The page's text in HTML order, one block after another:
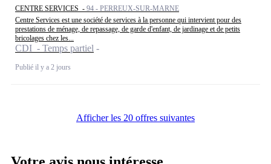
CENTRE SERVICES - 94 - PERREUX-SUR-MARNE
Centre Services est une société de services à la personne qui intervient pour des
prestations de ménage, de repassage, de garde d'enfant, de jardinage et de petits
bricolages chez les...
CDI - Temps partiel
Publié il y a 2 jours
Afficher les 20 offres suivantes